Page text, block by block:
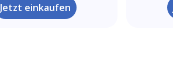
Jetzt einkaufen